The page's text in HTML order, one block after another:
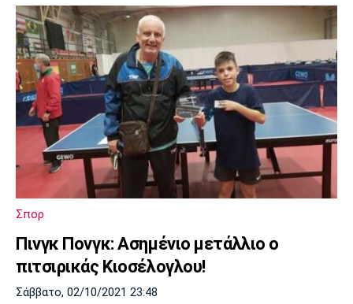
Σπορ
Πινγκ Πονγκ: Ασημένιο μετάλλιο ο
πιτσιρικάς Κιοσέλογλου!
Σάββατο, 02/10/2021 23:48